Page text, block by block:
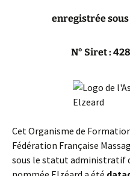
enregistrée sous
N° Siret :
Cet Organisme de
Fédération Française
sous le statut administratif